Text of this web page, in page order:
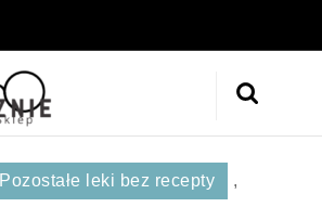
Pozostałe leki bez recepty ,